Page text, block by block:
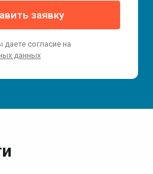
заявку
согласие на
данных